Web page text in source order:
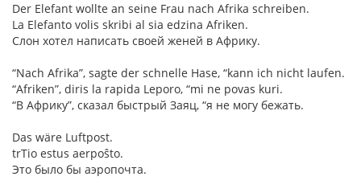
Der Elefant wollte an seine Frau nach Afrika schreiben.
La Elefanto volis skribi al sia edzina Afriken.
Слон хотел написать своей женей в Африку.
“Nach Afrika”, sagte der schnelle Hase, “kann ich nicht laufen.
“Afriken”, diris la rapida Leporo, “mi ne povas kuri.
“В Африку”, сказал быстрый Заяц, “я не могу бежать.
Das wäre Luftpost.
trTio estus aerpoŝto.
Это было бы аэропочта.